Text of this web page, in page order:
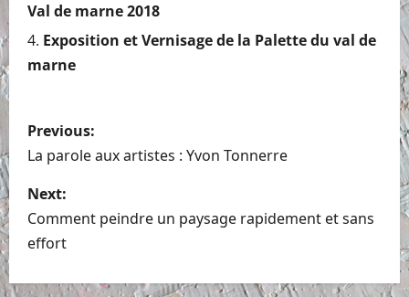
Val de marne 2018
Exposition et Vernisage de la Palette du val de
marne
P
o
s
t
n
Previous:
La parole aux artistes : Yvon Tonnerre
Next:
Comment peindre un paysage rapidement et sans
effort